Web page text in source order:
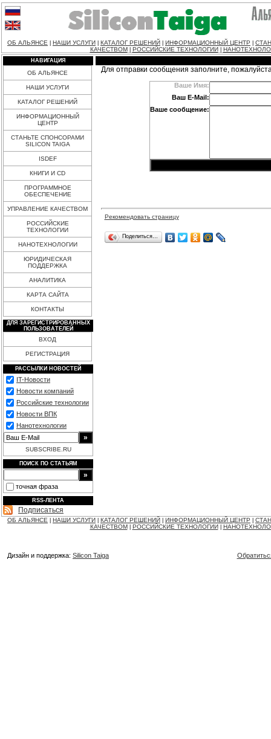
ОБ АЛЬЯНСЕ НАШИ УСЛУГИ КАТАЛОГ РЕШЕНИЙ ИНФОРМАЦИОННЫЙ ЦЕНТР
КАЧЕСТВОМ
РОССИЙСКИЕ ТЕХНОЛОГИИ
НАВИГАЦИЯ
ОБ АЛЬЯНСЕ
НАШИ УСЛУГИ
КАТАЛОГ РЕШЕНИЙ
ИНФОРМАЦИОННЫЙ
ЦЕНТР
СТАНЬТЕ СПОНСОРАМИ
SILICON TAIGA
ISDEF
КНИГИ И CD
ПРОГРАММНОЕ
ОБЕСПЕЧЕНИЕ
УПРАВЛЕНИЕ КАЧЕСТВОМ
РОССИЙСКИЕ
ТЕХНОЛОГИИ
НАНОТЕХНОЛОГИИ
ЮРИДИЧЕСКАЯ
ПОДДЕРЖКА
АНАЛИТИКА
КАРТА САЙТА
КОНТАКТЫ
ДЛЯ ЗАРЕГИСТРИРОВАННЫХ
ПОЛЬЗОВАТЕЛЕЙ
ВХОД
РЕГИСТРАЦИЯ
РАССЫЛКИ НОВОСТЕЙ
IT-Новости
Новости компаний
Российские технологии
Новости ВПК
Нанотехнологии
SUBSCRIBE.RU
ПОИСК ПО СТАТЬЯМ
точная фраза
RSS-ЛЕНТА
Подписаться
Для отправки сообщения заполните,
Ваше Имя:
Ваш E-Mail:
Ваше сообщение:
Рекомендовать страницу
Поделиться…
ОБ АЛЬЯНСЕ НАШИ УСЛУГИ КАТАЛОГ РЕШЕНИЙ ИНФОРМАЦИОННЫЙ ЦЕНТР
КАЧЕСТВОМ
РОССИЙСКИЕ ТЕХНОЛОГИИ
Дизайн и поддержка: Silicon Taiga